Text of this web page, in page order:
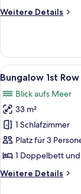
anzeigen
Weitere Details
Weitere
1st
Row
Sea
View
Alle
Fotos
für
Bungalow
1st
Row
Sea
Private
6
Bungalow 1st
Blick aufs Meer
33 m²
1 Schlafzimmer
Platz für 3
1 Doppelbett
Weitere Details
Weitere